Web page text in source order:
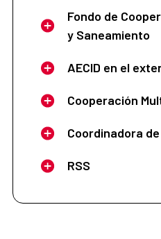
Fondo de
y Saneamiento
AECID en el
Cooperación
Coordinadora de
RSS